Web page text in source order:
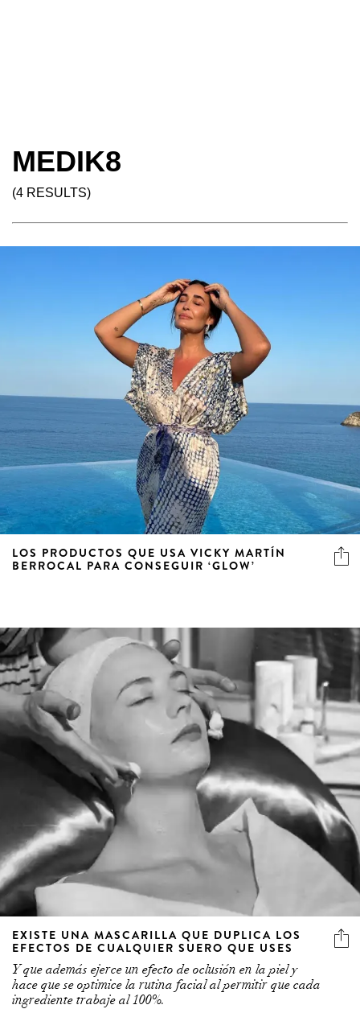
MEDIK8
(4 RESULTS)
LOS PRODUCTOS QUE USA VICKY MARTÍN
BERROCAL PARA CONSEGUIR ‘GLOW’
EXISTE UNA MASCARILLA QUE DUPLICA LOS
EFECTOS DE CUALQUIER SUERO QUE USES
Y que además ejerce un efecto de oclusión en la piel y
hace que se optimice la rutina facial al permitir que cada
ingrediente trabaje al 100%.